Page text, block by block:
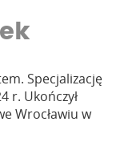
Specjalizację
r. Ukończył
Wrocławiu w